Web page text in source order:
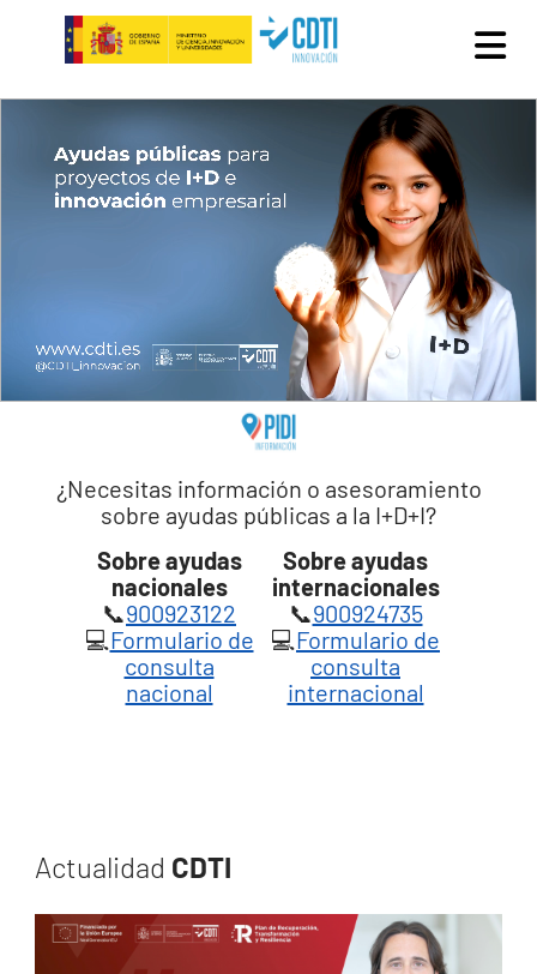
Pasar al contenido principal
¿Necesitas información o asesoramiento
sobre ayudas públicas a la I+D+I?
Sobre ayudas
nacionales
Sobre ayudas
internacionales
📞900923122 📞900924735
💻Formulario de
consulta
nacional
💻Formulario de
consulta
internacional
Actualidad CDTI